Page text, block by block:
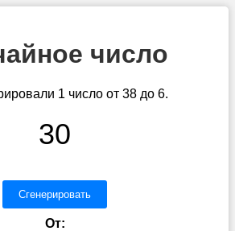
число
1 число от 38 до 6.
30
Сгенерировать
От: